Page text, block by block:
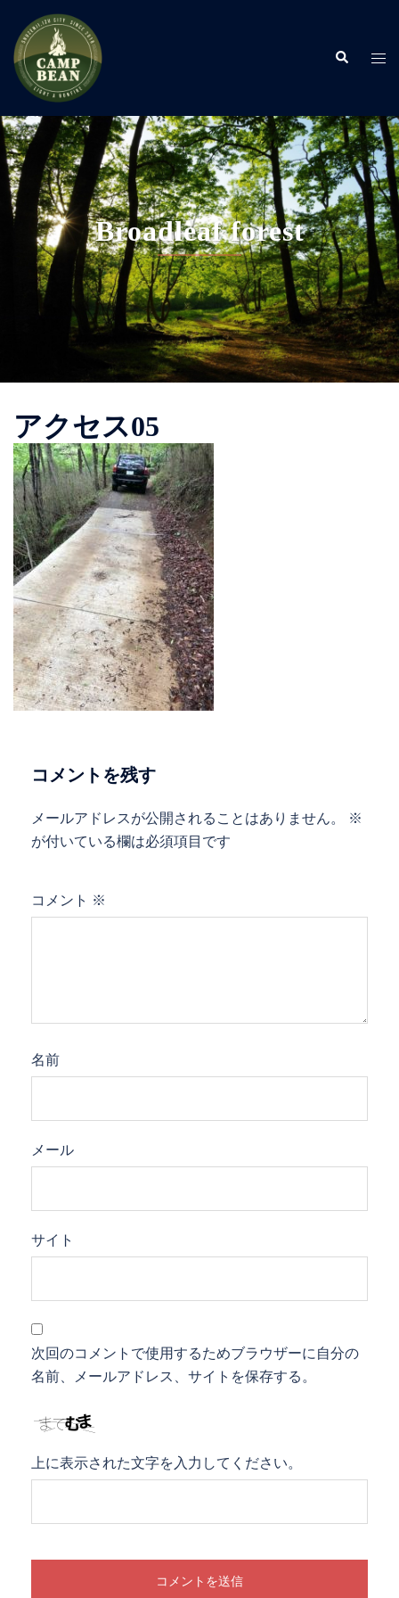
へ
ス
キ
ッ
プ
検
索
ト
メ
ニ
ュ
ー
Broadleaf forest
アクセス05
コメントを残す
メールアドレスが公開されることはありません。
※
が付いている欄は必須項目です
コメント ※
名前
メール
サイト
次回のコメントで使用するためブラウザーに自分の
名前、メールアドレス、サイトを保存する。
上に表示された文字を入力してください。